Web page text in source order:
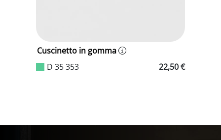
Cuscinetto in gomma
D 35 353
22,50 €